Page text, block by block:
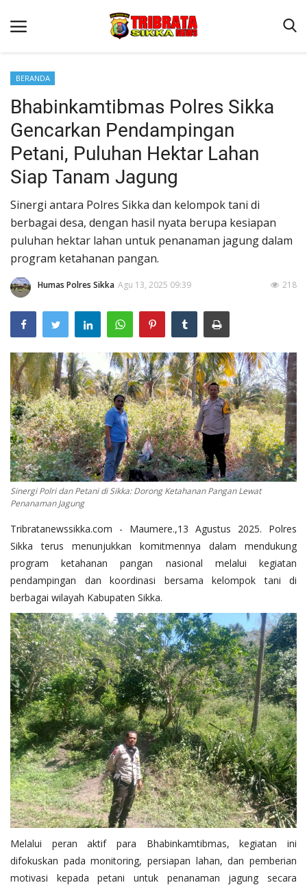
Beranda
Terms & Conditions
Reskrim
Binkam
Lantas
Polisi Kita
Giat Ops
BERANDA
Bhabinkamtibmas Polres Sikka
Gencarkan Pendampingan
Petani, Puluhan Hektar Lahan
Siap Tanam Jagung
Sinergi antara Polres Sikka dan kelompok tani di
berbagai desa, dengan hasil nyata berupa kesiapan
puluhan hektar lahan untuk penanaman jagung dalam
program ketahanan pangan.
Humas Polres Sikka Agu 13, 2025 09:39 218
Sinergi Polri dan Petani di Sikka: Dorong Ketahanan Pangan Lewat
Penanaman Jagung
Tribratanewssikka.com - Maumere.,13 Agustus 2025. Polres
Sikka terus menunjukkan komitmennya dalam mendukung
program ketahanan pangan nasional melalui kegiatan
pendampingan dan koordinasi bersama kelompok tani di
berbagai wilayah Kabupaten Sikka.
Melalui peran aktif para Bhabinkamtibmas, kegiatan ini
difokuskan pada monitoring, persiapan lahan, dan pemberian
motivasi kepada petani untuk penanaman jagung secara